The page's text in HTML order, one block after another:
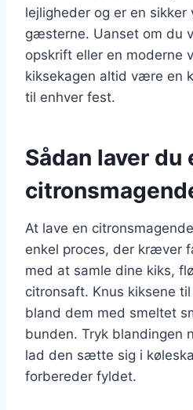
lejligheder og er en
gæsterne. Uanset om du
opskrift eller en moderne
kiksekagen altid være en
til enhver fest.
Sådan laver
At lave en
enkel proces, der kræver
med at samle dine kiks,
citronsaft. Knus kiksene
bland dem med smeltet
bunden. Tryk blandingen
lad den sætte sig i
forbereder fyldet.